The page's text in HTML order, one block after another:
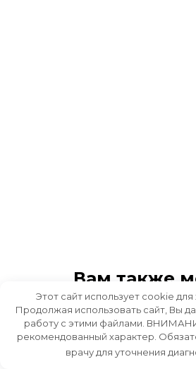
Вам также
Этот сайт использует cookie для
Продолжая использовать сайт, Вы
работу с этими файлами.
рекомендованный характер.
врачу для уточнения